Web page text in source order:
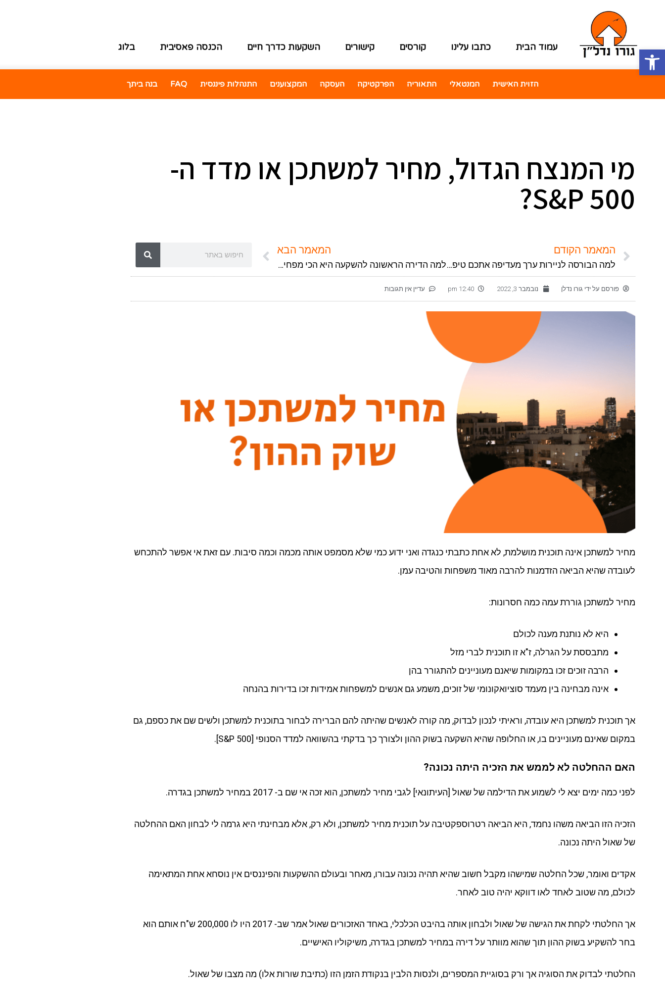
עמוד הבית כתבו עלינו קורסים קישורים השקעות כדרך חיים הכנסה פאסיבית בלוג
הזוית האישית המנטאלי התאוריה הפרקטיקה העסקה המקצוענים התנהלות פיננסית FAQ בנה ביתך
מי המנצח הגדול, מחיר למשתכן או מדד ה-
S&P 500?
המאמר הקודם
למה הבורסה לניירות ערך מעדיפה אתכם טיפשים? ולמה כעת זה הזמן ללמוד?!
המאמר הבא
למה הדירה הראשונה להשקעה היא הכי מפחידה?
פורסם על ידי גורו נדלן נובמבר 3, 2022 12:40 pm עדיין אין תגובות
מחיר למשתכן אינה תוכנית מושלמת, לא אחת כתבתי כנגדה ואני ידוע כמי שלא מסמפט אותה מכמה וכמה סיבות. עם זאת אי אפשר להתכחש
לעובדה שהיא הביאה הזדמנות להרבה מאוד משפחות והטיבה עמן.
מחיר למשתכן גוררת עמה כמה חסרונות:
היא לא נותנת מענה לכולם
מתבססת על הגרלה, ז"א זו תוכנית לברי מזל
הרבה זוכים זכו במקומות שיאנם מעוניינים להתגורר בהן
אינה מבחינה בין מעמד סוציואקונומי של זוכים, משמע גם אנשים למשפחות אמידות זכו בדירות בהנחה
אך תוכנית למשתכן היא עובדה, וראיתי לנכון לבדוק, מה קורה לאנשים שהיתה להם הברירה לבחור בתוכנית למשתכן ולשים שם את כספם, גם
במקום שאינם מעוניינים בו, או החלופה שהיא השקעה בשוק ההון ולצורך כך בדקתי בהשוואה למדד הסנופי [S&P 500].
האם ההחלטה לא לממש את הזכיה היתה נכונה?
לפני כמה ימים יצא לי לשמוע את הדילמה של שאול [העיתונאי] לגבי מחיר למשתכן, הוא זכה אי שם ב- 2017 במחיר למשתכן בגדרה.
הזכיה הזו הביאה משהו נחמד, היא הביאה רטרוספקטיבה על תוכנית מחיר למשתכן, ולא רק, אלא מבחינתי היא גרמה לי לבחון האם ההחלטה
של שאול היתה נכונה.
אקדים ואומר, שכל החלטה שמישהו מקבל חשוב שהיא תהיה נכונה עבורו, מאחר ובעולם ההשקעות והפיננסים אין נוסחא אחת המתאימה
לכולם, מה שטוב לאחד לאו דווקא יהיה טוב לאחר.
אך החלטתי לקחת את הגישה של שאול ולבחון אותה בהיבט הכלכלי, באחד האזכורים שאול אמר שב- 2017 היו לו 200,000 ש"ח אותם הוא
בחר להשקיע בשוק ההון תוך שהוא מוותר על דירה במחיר למשתכן בגדרה, משיקוליו האישיים.
החלטתי לבדוק את הסוגיה אך ורק בסוגיית המספרים, ולנסות הלבין בנקודת הזמן הזו (כתיבת שורות אלו) מה מצבו של שאול.
פתח סרגל נגישות